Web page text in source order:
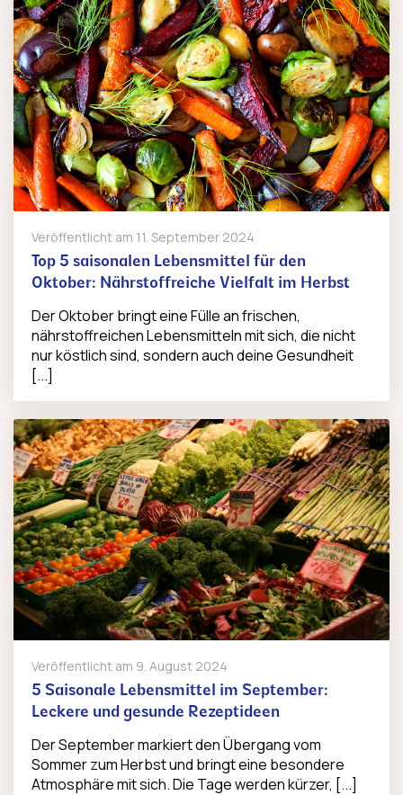
Veröffentlicht am 11. September 2024
Top 5 saisonalen Lebensmittel für den
Oktober: Nährstoffreiche Vielfalt im Herbst
Der Oktober bringt eine Fülle an frischen,
nährstoffreichen Lebensmitteln mit sich, die nicht
nur köstlich sind, sondern auch deine Gesundheit
[...]
Veröffentlicht am 9. August 2024
5 Saisonale Lebensmittel im September:
Leckere und gesunde Rezeptideen
Der September markiert den Übergang vom
Sommer zum Herbst und bringt eine besondere
Atmosphäre mit sich. Die Tage werden kürzer, [...]